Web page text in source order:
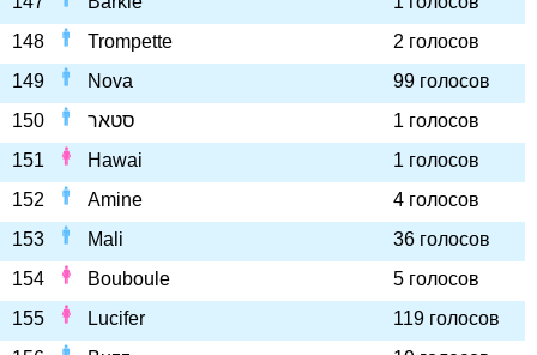
148
Trompette
2 голосов
149
Nova
99 голосов
150
סטאר
1 голосов
151
Hawai
1 голосов
152
Amine
4 голосов
153
Mali
36 голосов
154
Bouboule
5 голосов
155
Lucifer
119 голосов